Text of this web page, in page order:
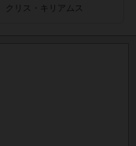
クリス・キリアムス